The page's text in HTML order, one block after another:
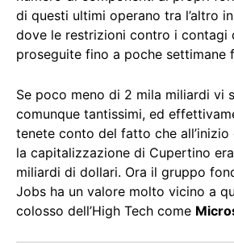
di questi ultimi operano tra l’altro
dove le restrizioni contro i contagi
proseguite fino a poche settimane
Se poco meno di 2 mila miliardi vi
comunque tantissimi, ed
tenete conto del fatto che
la capitalizzazione di Cupertino
miliardi di dollari. Ora il gruppo
Jobs ha un valore molto vicino a
colosso dell’High Tech come